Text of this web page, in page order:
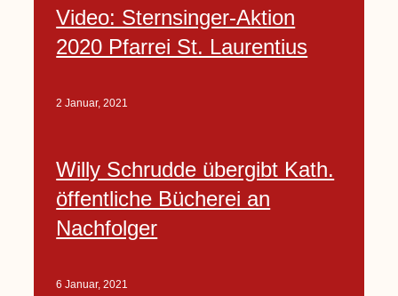
Video: Sternsinger-Aktion
2020 Pfarrei St. Laurentius
2 Januar, 2021
Willy Schrudde übergibt Kath.
öffentliche Bücherei an
Nachfolger
6 Januar, 2021